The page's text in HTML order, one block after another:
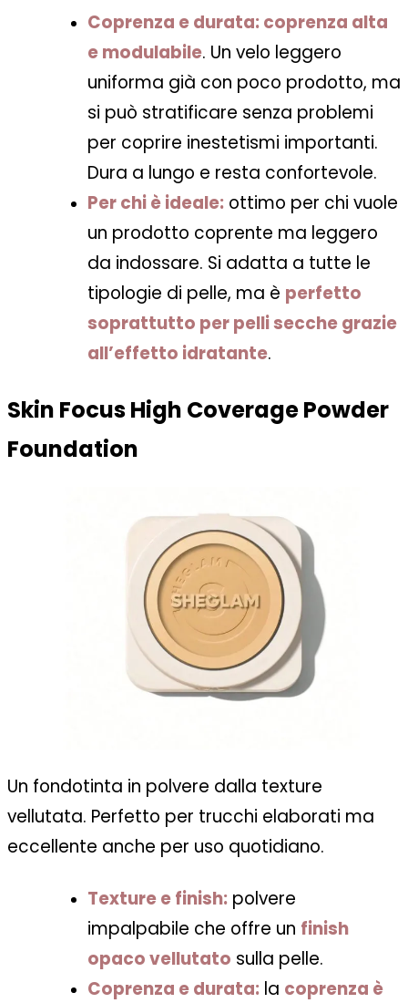
Coprenza e durata:coprenza alta
e modulabile. Un velo leggero
uniforma già con poco prodotto, ma
si può stratificare senza problemi
per coprire inestetismi importanti.
Dura a lungo e resta confortevole.
Per chi è ideale: ottimo per chi vuole
un prodotto coprente ma leggero
da indossare. Si adatta a tutte le
tipologie di pelle, ma è perfetto
soprattutto per pelli secche grazie
all’effetto idratante.
Skin Focus High Coverage Powder
Foundation
Un fondotinta in polvere dalla texture
vellutata. Perfetto per trucchi elaborati ma
eccellente anche per uso quotidiano.
Texture e finish: polvere
impalpabile che offre un finish
opaco vellutato sulla pelle.
Coprenza e durata: la coprenza è